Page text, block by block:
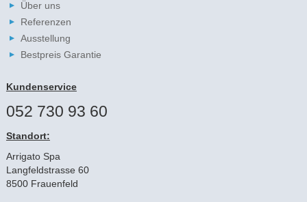
Über uns
Referenzen
Ausstellung
Bestpreis Garantie
Kundenservice
052 730 93 60
Standort:
Arrigato Spa
Langfeldstrasse 60
8500 Frauenfeld